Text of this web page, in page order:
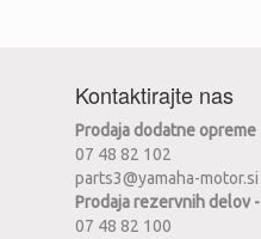
Kontaktirajte nas
Prodaja dodatne opreme
07 48 82 102
parts3@yamaha-motor.si
Prodaja rezervnih delov -
07 48 82 100